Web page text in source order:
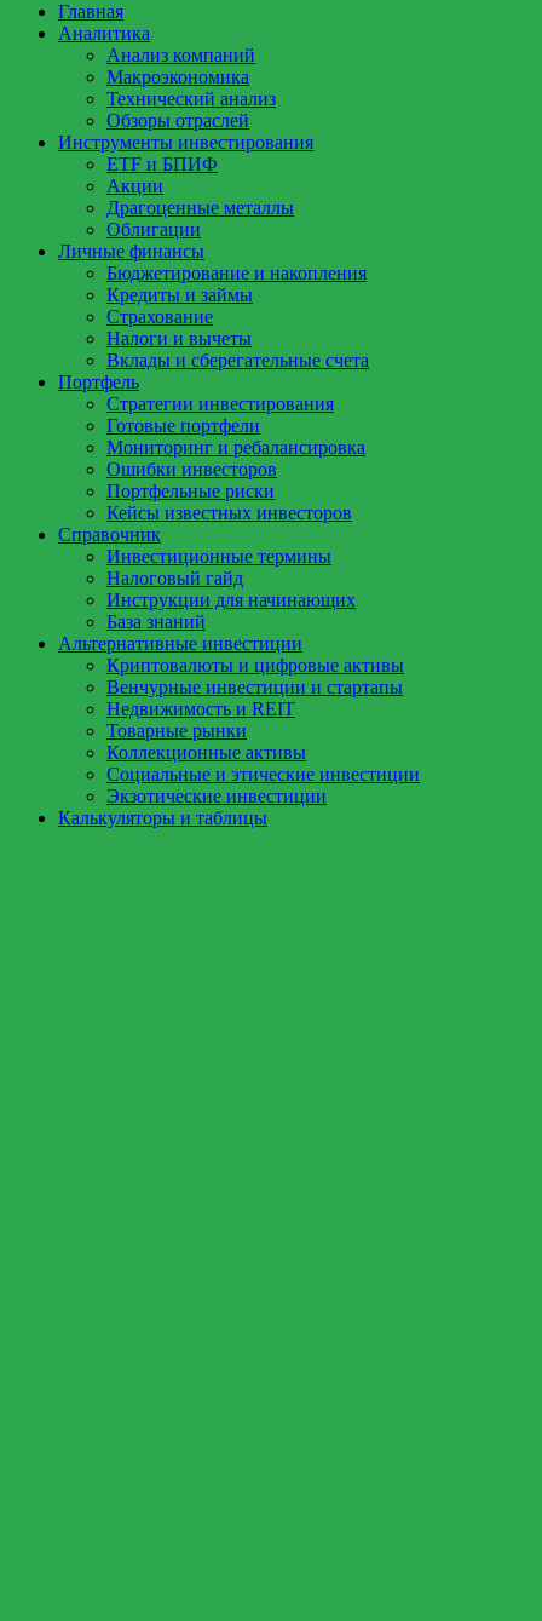
Главная
Аналитика
Анализ компаний
Макроэкономика
Технический анализ
Обзоры отраслей
Инструменты инвестирования
ETF и БПИФ
Акции
Драгоценные металлы
Облигации
Личные финансы
Бюджетирование и накопления
Кредиты и займы
Страхование
Налоги и вычеты
Вклады и сберегательные счета
Портфель
Стратегии инвестирования
Готовые портфели
Мониторинг и ребалансировка
Ошибки инвесторов
Портфельные риски
Кейсы известных инвесторов
Справочник
Инвестиционные термины
Налоговый гайд
Инструкции для начинающих
База знаний
Альтернативные инвестиции
Криптовалюты и цифровые активы
Венчурные инвестиции и стартапы
Недвижимость и REIT
Товарные рынки
Коллекционные активы
Социальные и этические инвестиции
Экзотические инвестиции
Калькуляторы и таблицы